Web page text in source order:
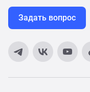
Задать вопрос